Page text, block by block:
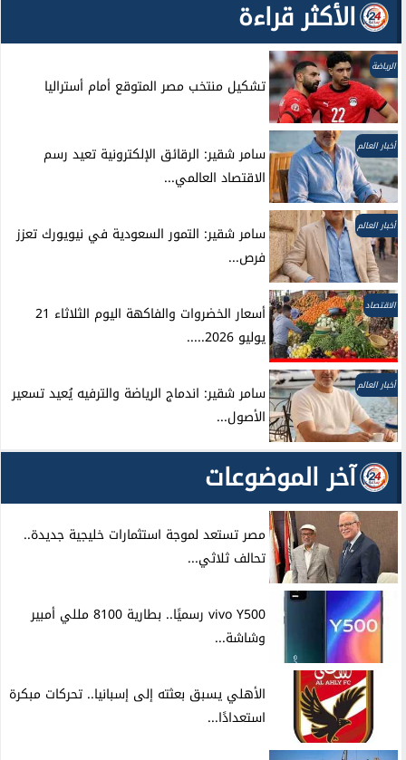
الأكثر قراءة
الرياضة
تشكيل منتخب مصر المتوقع أمام أستراليا
أخبار العالم
سامر شقير: الرقائق الإلكترونية تعيد رسم
الاقتصاد العالمي...
أخبار العالم
سامر شقير: التمور السعودية في نيويورك تعزز
فرص...
الاقتصاد
أسعار الخضروات والفاكهة اليوم الثلاثاء 21
يوليو 2026.....
أخبار العالم
سامر شقير: اندماج الرياضة والترفيه يُعيد تسعير
الأصول...
آخر الموضوعات
مصر تستعد لموجة استثمارات خليجية جديدة..
تحالف ثلاثي...
vivo Y500 رسميًا.. بطارية 8100 مللي أمبير
وشاشة...
الأهلي يسبق بعثته إلى إسبانيا.. تحركات مبكرة
استعدادًا...